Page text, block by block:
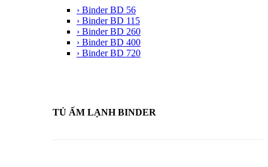
› Binder BD 56
› Binder BD 115
› Binder BD 260
› Binder BD 400
› Binder BD 720
TỦ ẤM LẠNH BINDER